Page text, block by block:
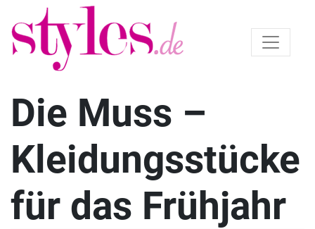
Die Muss –
Kleidungsstücke
für das Frühjahr